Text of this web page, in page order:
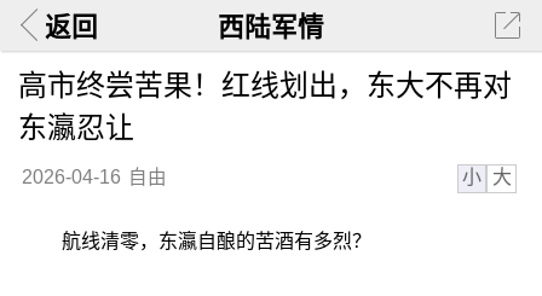
返回 西陆军情
高市终尝苦果！红线划出，东大不再对
东瀛忍让
2026-04-16 自由 小 大
航线清零，东瀛自酿的苦酒有多烈？